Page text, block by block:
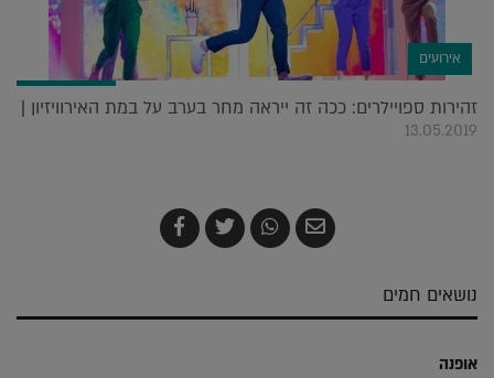
אירועים
זהירות ספויילרים: ככה זה ייראה מחר בערב על במת האירוויזיון |
13.05.2019
שלח
בדואר
שתף
ב-
צייץ
ב-
שתף
ב-
נושאים חמים
אופנה